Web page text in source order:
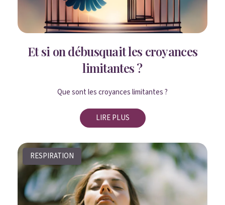
Et si on débusquait les croyances
limitantes ?
Que sont les croyances limitantes ?
LIRE PLUS
RESPIRATION